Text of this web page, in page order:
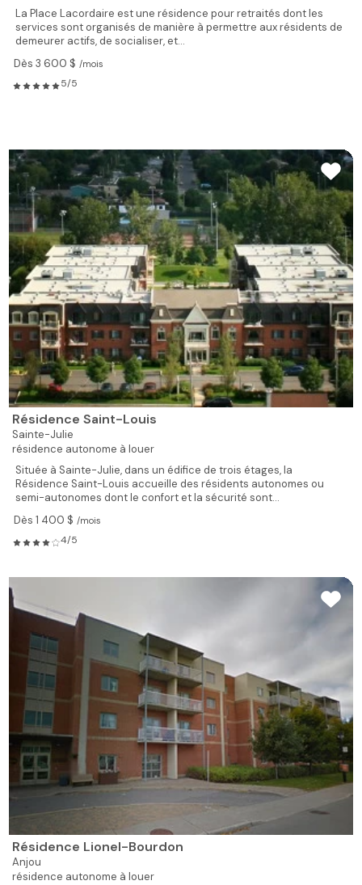
La Place Lacordaire est une résidence pour retraités dont les
services sont organisés de manière à permettre aux résidents de
demeurer actifs, de socialiser, et...
Dès 3 600 $ /mois
5/5
Résidence Saint-Louis
Sainte-Julie
résidence autonome à louer
Située à Sainte-Julie, dans un édifice de trois étages, la
Résidence Saint-Louis accueille des résidents autonomes ou
semi-autonomes dont le confort et la sécurité sont...
Dès 1 400 $ /mois
4/5
Résidence Lionel-Bourdon
Anjou
résidence autonome à louer